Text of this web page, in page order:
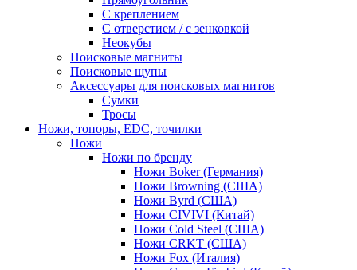
С креплением
С отверстием / с зенковкой
Неокубы
Поисковые магниты
Поисковые щупы
Аксессуары для поисковых магнитов
Сумки
Тросы
Ножи, топоры, EDC, точилки
Ножи
Ножи по бренду
Ножи Boker (Германия)
Ножи Browning (США)
Ножи Byrd (США)
Ножи CIVIVI (Китай)
Ножи Cold Steel (США)
Ножи CRKT (США)
Ножи Fox (Италия)